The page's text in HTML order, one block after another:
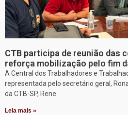
CTB participa de reunião das
reforça mobilização pelo fim
A Central dos Trabalhadores e
representada pelo secretário geral,
da CTB-SP, Rene
Leia mais »